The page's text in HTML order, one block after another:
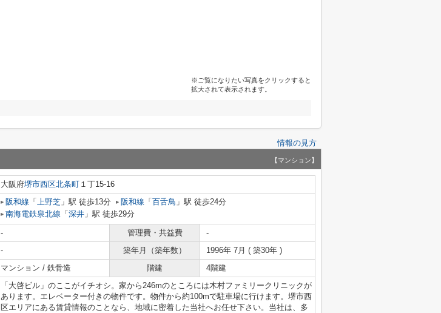
※ご覧になりたい写真をクリックすると
拡大されて表示されます。
情報の見方
【マンション】
大阪府堺市西区北条町 １丁15-16
阪和線 「 上野芝 」駅 徒歩13分 阪和線 「 百舌鳥 」駅 徒歩24分
南海電鉄泉北線 「 深井 」駅 徒歩29分
- 管理費・共益費
-
- 築年月（築年数）
1996年 7月 ( 築30年 )
マンション / 鉄骨造 階建 4階建
「大啓ビル」のここがイチオシ。家から246mのところには木村ファミリークリニックが
あります。エレベーター付きの物件です。物件から約100mで駐車場に行けます。堺市西
区エリアにある賃貸情報のことなら、地域に密着した当社へお任せ下さい。当社は、多